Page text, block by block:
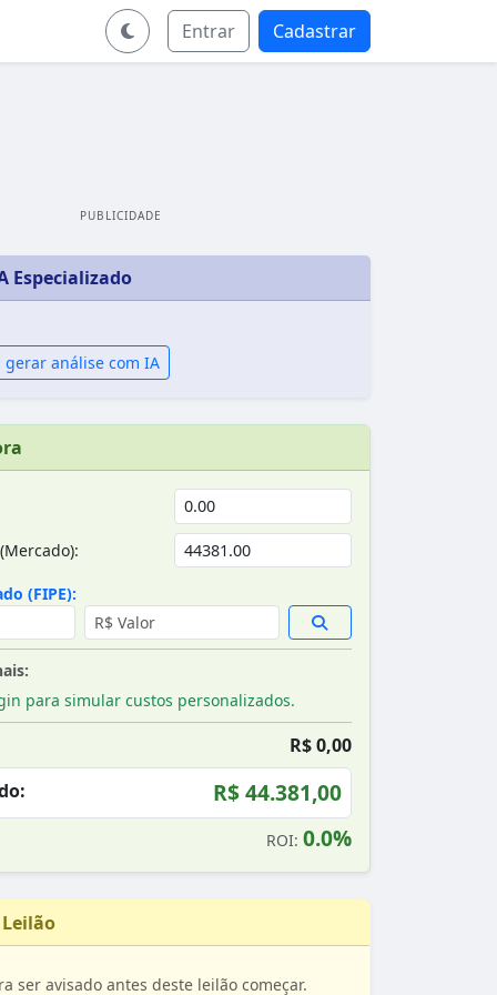
Entrar Cadastrar
PUBLICIDADE
Especializado
análise com IA
(FIPE):
para simular custos personalizados.
R$ 0,00
R$ 44.381,00
ROI: 0.0%
ser avisado antes deste leilão começar.